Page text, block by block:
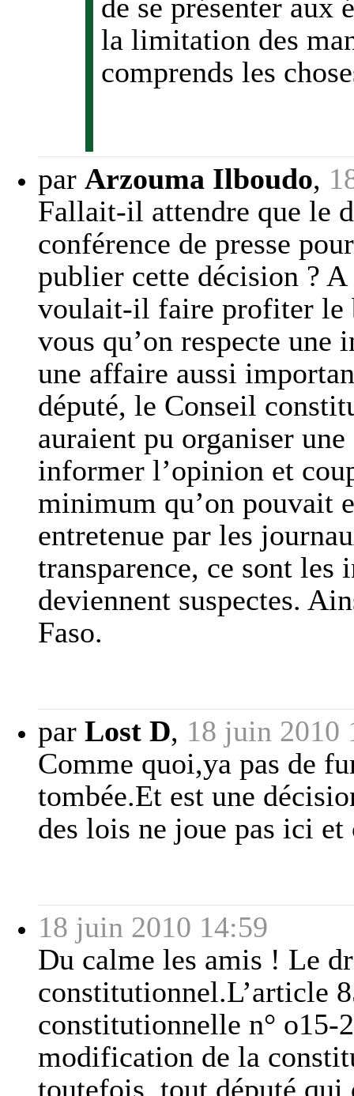
de se présenter aux
la limitation des
comprends les
par Arzouma Ilboudo,
Fallait-il attendre que le
conférence de presse
publier cette décision ?
voulait-il faire profiter le
vous qu’on respecte
une affaire aussi
député, le Conseil
auraient pu organiser
informer l’opinion et
minimum qu’on pouvait
entretenue par les
transparence, ce sont
deviennent suspectes.
Faso.
par Lost D, 18 juin 2010
Comme quoi,ya pas de
tombée.Et est une
des lois ne joue pas ici et
18 juin 2010 14:59
Du calme les amis ! Le
constitutionnel.L’article
constitutionnelle n°
modification de la
toutefois, tout député qui